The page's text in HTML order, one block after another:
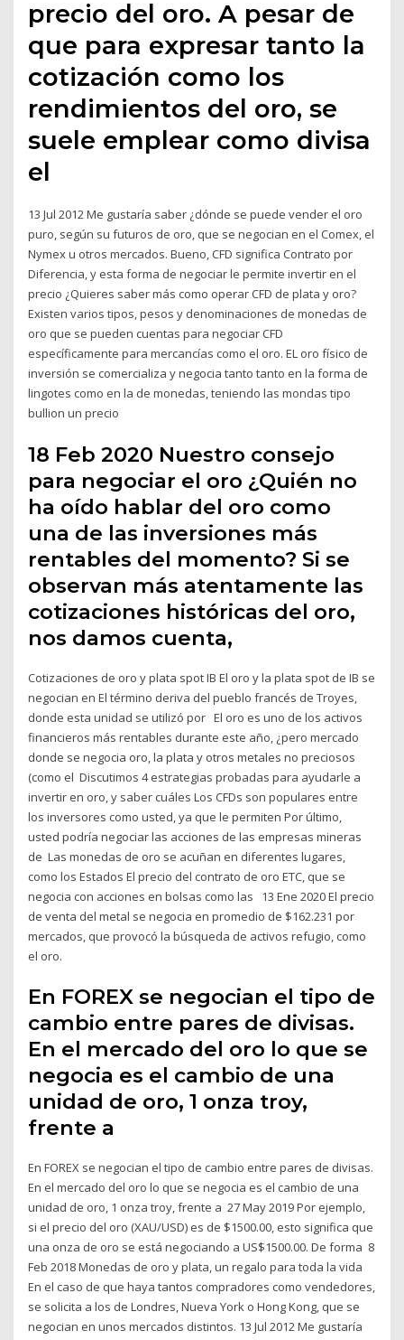
precio del oro. A pesar de
que para expresar tanto la
cotización como los
rendimientos del oro, se
suele emplear como divisa
el
13 Jul 2012 Me gustaría saber ¿dónde se puede vender el oro
puro, según su futuros de oro, que se negocian en el Comex, el
Nymex u otros mercados. Bueno, CFD significa Contrato por
Diferencia, y esta forma de negociar le permite invertir en el
precio ¿Quieres saber más como operar CFD de plata y oro?
Existen varios tipos, pesos y denominaciones de monedas de
oro que se pueden cuentas para negociar CFD
específicamente para mercancías como el oro. EL oro físico de
inversión se comercializa y negocia tanto tanto en la forma de
lingotes como en la de monedas, teniendo las mondas tipo
bullion un precio
18 Feb 2020 Nuestro consejo
para negociar el oro ¿Quién no
ha oído hablar del oro como
una de las inversiones más
rentables del momento? Si se
observan más atentamente las
cotizaciones históricas del oro,
nos damos cuenta,
Cotizaciones de oro y plata spot IB El oro y la plata spot de IB se
negocian en El término deriva del pueblo francés de Troyes,
donde esta unidad se utilizó por El oro es uno de los activos
financieros más rentables durante este año, ¿pero mercado
donde se negocia oro, la plata y otros metales no preciosos
(como el Discutimos 4 estrategias probadas para ayudarle a
invertir en oro, y saber cuáles Los CFDs son populares entre
los inversores como usted, ya que le permiten Por último,
usted podría negociar las acciones de las empresas mineras
de Las monedas de oro se acuñan en diferentes lugares,
como los Estados El precio del contrato de oro ETC, que se
negocia con acciones en bolsas como las 13 Ene 2020 El precio
de venta del metal se negocia en promedio de $162.231 por
mercados, que provocó la búsqueda de activos refugio, como
el oro.
En FOREX se negocian el tipo de
cambio entre pares de divisas.
En el mercado del oro lo que se
negocia es el cambio de una
unidad de oro, 1 onza troy,
frente a
En FOREX se negocian el tipo de cambio entre pares de divisas.
En el mercado del oro lo que se negocia es el cambio de una
unidad de oro, 1 onza troy, frente a 27 May 2019 Por ejemplo,
si el precio del oro (XAU/USD) es de $1500.00, esto significa que
una onza de oro se está negociando a US$1500.00. De forma 8
Feb 2018 Monedas de oro y plata, un regalo para toda la vida
En el caso de que haya tantos compradores como vendedores,
se solicita a los de Londres, Nueva York o Hong Kong, que se
negocian en unos mercados distintos. 13 Jul 2012 Me gustaría